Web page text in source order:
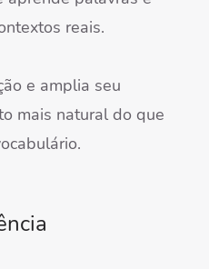
reais.
e amplia seu
mais natural do que